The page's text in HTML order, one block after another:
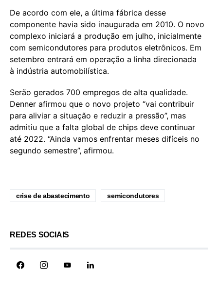
De acordo com ele, a última fábrica desse
componente havia sido inaugurada em 2010. O novo
complexo iniciará a produção em julho, inicialmente
com semicondutores para produtos eletrônicos. Em
setembro entrará em operação a linha direcionada
à indústria automobilística.
Serão gerados 700 empregos de alta qualidade.
Denner afirmou que o novo projeto “vai contribuir
para aliviar a situação e reduzir a pressão”, mas
admitiu que a falta global de chips deve continuar
até 2022. “Ainda vamos enfrentar meses difíceis no
segundo semestre”, afirmou.
crise de abastecimento semicondutores
REDES SOCIAIS